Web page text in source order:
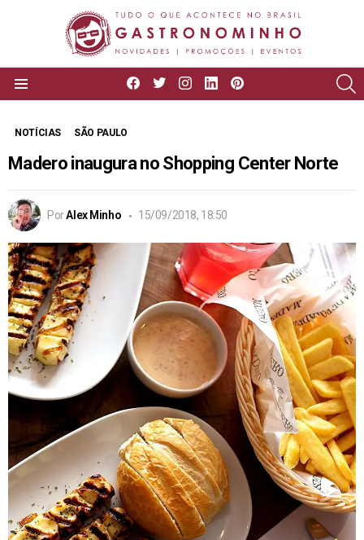
facebooktwitterinstagram
linkedin
NOTÍCIAS SÃO PAULO
Madero inaugura no Shopping Center Norte
PorAlex Minho 15/09/2018, 18:50